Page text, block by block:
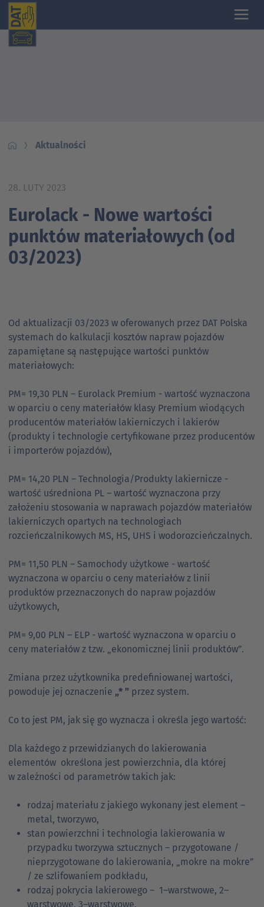
Aktualności
28. LUTY 2023
Eurolack - Nowe wartości
punktów materiałowych (od
03/2023)
Od aktualizacji 03/2023 w oferowanych przez DAT Polska
systemach do kalkulacji kosztów napraw pojazdów
zapamiętane są następujące wartości punktów
materiałowych:
PM= 19,30 PLN – Eurolack Premium - wartość wyznaczona
w oparciu o ceny materiałów klasy Premium wiodących
producentów materiałów lakierniczych i lakierów
(produkty i technologie certyfikowane przez producentów
i importerów pojazdów),
PM= 14,20 PLN – Technologia/Produkty lakiernicze -
wartość uśredniona PL – wartość wyznaczona przy
założeniu stosowania w naprawach pojazdów materiałów
lakierniczych opartych na technologiach
rozcieńczalnikowych MS, HS, UHS i wodorozcieńczalnych.
PM= 11,50 PLN – Samochody użytkowe - wartość
wyznaczona w oparciu o ceny materiałów z linii
produktów przeznaczonych do napraw pojazdów
użytkowych,
PM= 9,00 PLN – ELP - wartość wyznaczona w oparciu o
ceny materiałów z tzw. „ekonomicznej linii produktów”.
Zmiana przez użytkownika predefiniowanej wartości,
powoduje jej oznaczenie „* ” przez system.
Co to jest PM, jak się go wyznacza i określa jego wartość:
Dla każdego z przewidzianych do lakierowania
elementów określona jest powierzchnia, dla której
w zależności od parametrów takich jak:
rodzaj materiału z jakiego wykonany jest element –
metal, tworzywo,
stan powierzchni i technologia lakierowania w
przypadku tworzywa sztucznych – przygotowane /
nieprzygotowane do lakierowania, „mokre na mokre”
/ ze szlifowaniem podkładu,
rodzaj pokrycia lakierowego – 1–warstwowe, 2–
warstwowe, 3–warstwowe,